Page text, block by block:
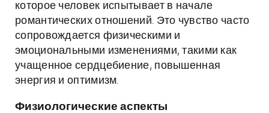
которое человек испытывает в начале
романтических отношений. Это чувство часто
сопровождается физическими и
эмоциональными изменениями, такими как
учащенное сердцебиение, повышенная
энергия и оптимизм.
Физиологические аспекты